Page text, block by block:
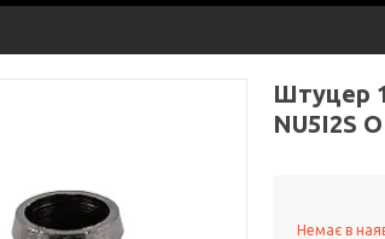
Штуцер
NU5I2S
Немає в